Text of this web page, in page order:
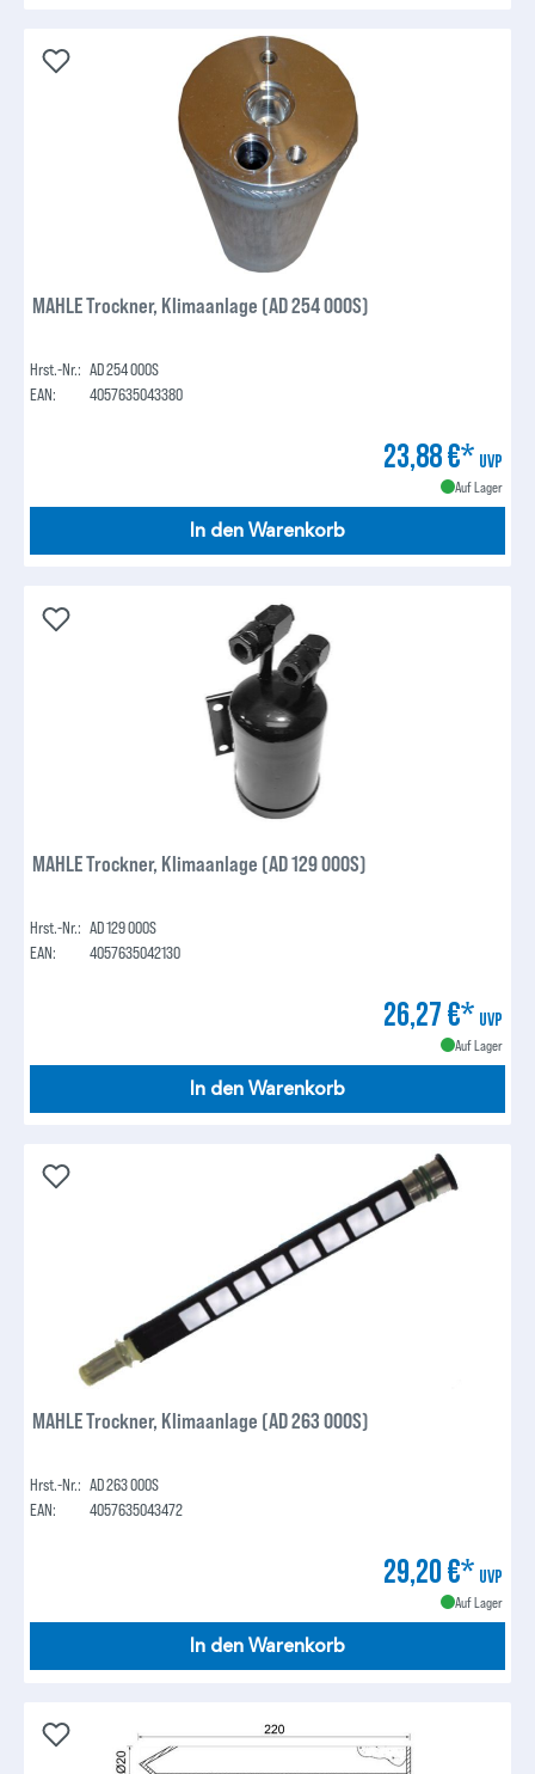
MAHLE Trockner, Klimaanlage (AD 254 000S)
Hrst.-Nr.: AD 254 000S
EAN:
4057635043380
23,88 €* UVP
Auf Lager
In den Warenkorb
MAHLE Trockner, Klimaanlage (AD 129 000S)
Hrst.-Nr.: AD 129 000S
EAN:
4057635042130
26,27 €* UVP
Auf Lager
In den Warenkorb
MAHLE Trockner, Klimaanlage (AD 263 000S)
Hrst.-Nr.: AD 263 000S
EAN:
4057635043472
29,20 €* UVP
Auf Lager
In den Warenkorb